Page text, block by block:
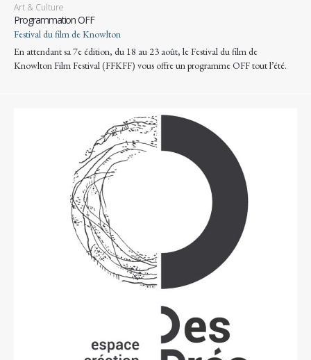
Art & Culture
Programmation OFF
Festival du film de Knowlton
En attendant sa 7e édition, du 18 au 23 août, le Festival du film de
Knowlton Film Festival (FFKFF) vous offre un programme OFF tout l’été.